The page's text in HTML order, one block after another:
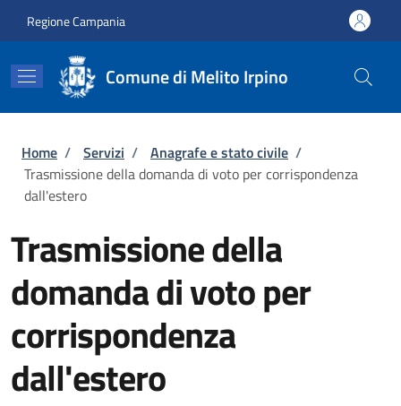
Regione Campania
Comune di Melito Irpino
Briciole di pane
Home / Servizi / Anagrafe e stato civile /
Trasmissione della domanda di voto per corrispondenza
dall'estero
Trasmissione della
domanda di voto per
corrispondenza
dall'estero